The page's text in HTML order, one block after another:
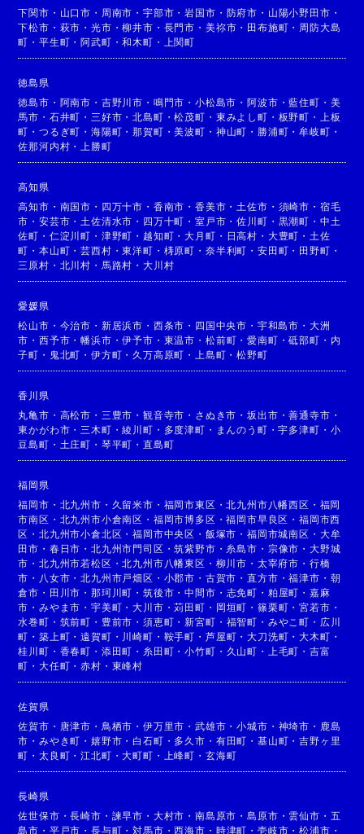
下関市 ・ 山口市 ・ 周南市 ・宇部市 ・岩国市 ・ 防府市 ・ 山陽小野田市 ・
下松市 ・ 萩市 ・光市 ・柳井市 ・ 長門市 ・ 美祢市 ・ 田布施町 ・ 周防大島
町 ・平生町 ・阿武町 ・和木町 ・ 上関町
徳島県
徳島市 ・ 阿南市 ・ 吉野川市 ・ 鳴門市 ・小松島市 ・阿波市 ・藍住町 ・ 美
馬市 ・ 石井町 ・ 三好市 ・北島町 ・松茂町 ・ 東みよし町 ・ 板野町 ・
上板
町 ・つるぎ町 ・海陽町 ・那賀町 ・美波町 ・ 神山町 ・ 勝浦町 ・牟岐町 ・
佐那河内村 ・ 上勝町
高知県
高知市 ・ 南国市 ・ 四万十市 ・ 香南市 ・香美市 ・ 土佐市 ・ 須崎市 ・ 宿毛
市 ・安芸市 ・ 土佐清水市 ・ 四万十町 ・室戸市 ・佐川町 ・ 黒潮町 ・ 中土
佐町 ・ 仁淀川町 ・ 津野町 ・ 越知町 ・大月町 ・ 日高村 ・ 大豊町 ・ 土佐
町 ・本山町 ・芸西村 ・東洋町 ・ 梼原町 ・ 奈半利町 ・ 安田町 ・ 田野町 ・
三原村 ・ 北川村 ・ 馬路村 ・大川村
愛媛県
松山市 ・ 今治市 ・ 新居浜市 ・ 西条市 ・ 四国中央市 ・ 宇和島市 ・ 大洲
市 ・西予市 ・幡浜市 ・伊予市 ・ 東温市 ・ 松前町 ・愛南町 ・砥部町 ・ 内
子町 ・ 鬼北町 ・伊方町 ・ 久万高原町 ・ 上島町 ・松野町
香川県
丸亀市 ・ 高松市 ・ 三豊市 ・観音寺市 ・ さぬき市 ・坂出市 ・善通寺市 ・
東かがわ市 ・ 三木町 ・綾川町 ・ 多度津町 ・ まんのう町 ・宇多津町 ・ 小
豆島町 ・ 土庄町 ・ 琴平町 ・直島町
福岡県
福岡市 ・ 北九州市 ・ 久留米市 ・ 福岡市東区 ・北九州市八幡西区 ・ 福岡
市南区 ・ 北九州市小倉南区 ・ 福岡市博多区 ・福岡市早良区 ・福岡市西
区 ・北九州市小倉北区 ・福岡市中央区 ・ 飯塚市 ・福岡市城南区 ・ 大牟
田市 ・ 春日市 ・北九州市門司区 ・筑紫野市 ・ 糸島市 ・ 宗像市 ・ 大野城
市 ・北九州市若松区 ・北九州市八幡東区 ・ 柳川市 ・ 太宰府市 ・ 行橋
市 ・ 八女市 ・北九州市戸畑区 ・ 小郡市 ・ 古賀市 ・直方市 ・福津市 ・ 朝
倉市 ・ 田川市 ・那珂川町 ・筑後市 ・中間市 ・ 志免町 ・ 粕屋町 ・ 嘉麻
市 ・みやま市 ・宇美町 ・大川市 ・苅田町 ・ 岡垣町 ・ 篠栗町 ・宮若市 ・
水巻町 ・ 筑前町 ・ 豊前市 ・須恵町 ・新宮町 ・ 福智町 ・ みやこ町 ・ 広川
町 ・築上町 ・遠賀町 ・ 川崎町 ・ 鞍手町 ・ 芦屋町 ・大刀洗町 ・大木町 ・
桂川町 ・ 香春町 ・ 添田町 ・ 糸田町 ・小竹町 ・ 久山町 ・ 上毛町 ・ 吉富
町 ・大任町 ・赤村 ・ 東峰村
佐賀県
佐賀市 ・ 唐津市 ・ 鳥栖市 ・伊万里市 ・武雄市 ・小城市 ・ 神埼市 ・ 鹿島
市 ・みやき町 ・嬉野市 ・ 白石町 ・ 多久市 ・ 有田町 ・ 基山町 ・吉野ヶ里
町 ・太良町 ・江北町 ・大町町 ・ 上峰町 ・ 玄海町
長崎県
佐世保市 ・長崎市 ・ 諫早市 ・ 大村市 ・南島原市 ・島原市 ・ 雲仙市 ・ 五
島市 ・ 平戸市 ・長与町 ・対馬市 ・西海市 ・ 時津町 ・ 壱岐市 ・松浦市 ・